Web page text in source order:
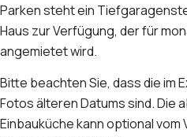
Parken steht ein
Haus zur Verfügung, der für
angemietet wird.
Bitte beachten Sie, dass die im
Fotos älteren Datums sind. Die
Einbauküche kann optional vom